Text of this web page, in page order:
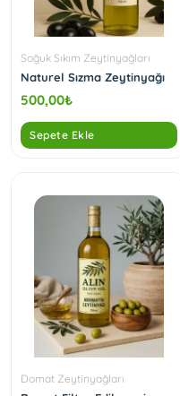
Soğuk Sıkım Zeytinyağları
Naturel Sızma Zeytinyağı
500,00₺
Sepete Ekle
Domat Zeytinyağları